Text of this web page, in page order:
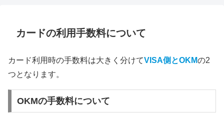
カードの利用手数料について
カード利用時の手数料は大きく分けてVISA側とOKMの2
つとなります。
OKMの手数料について